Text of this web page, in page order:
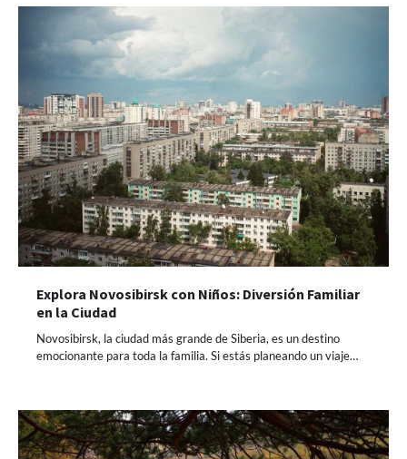
Explora Novosibirsk con Niños: Diversión Familiar
en la Ciudad
Novosibirsk, la ciudad más grande de Siberia, es un destino
emocionante para toda la familia. Si estás planeando un viaje…